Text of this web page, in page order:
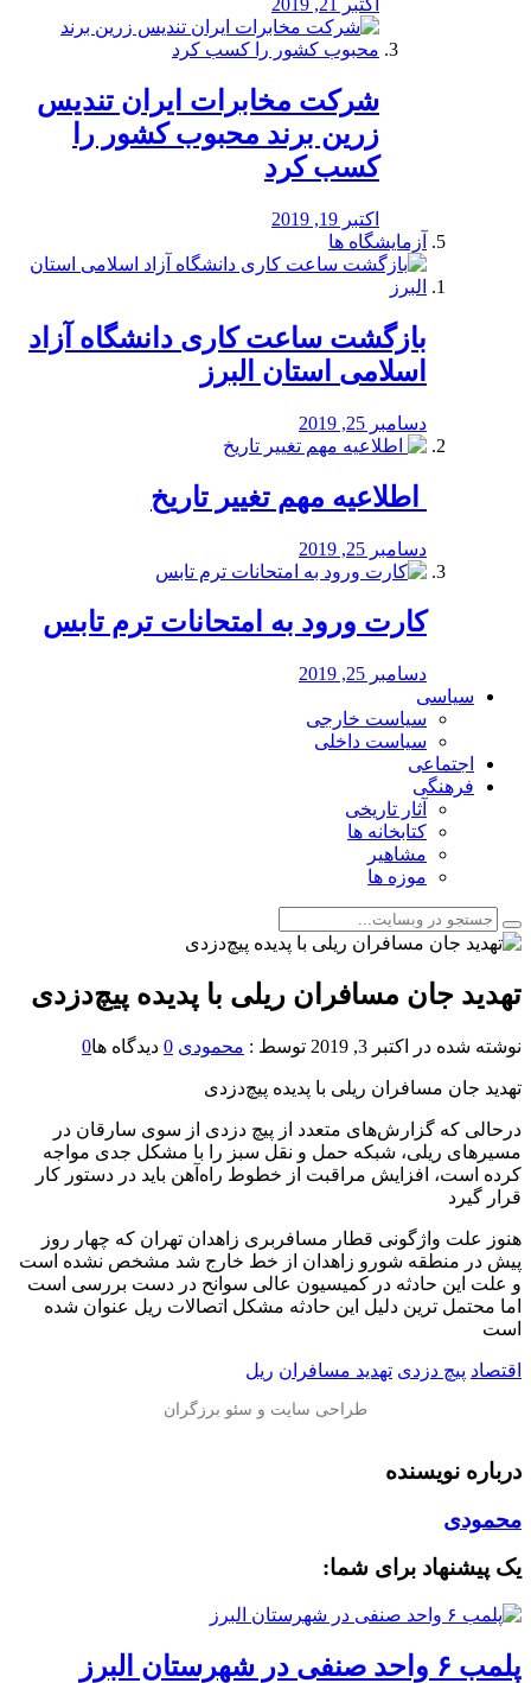
اکتبر 21, 2019
شرکت مخابرات ایران تندیس
زرین برند محبوب کشور را
کسب کرد
اکتبر 19, 2019
آزمایشگاه ها
بازگشت ساعت کاری دانشگاه آزاد
اسلامی استان البرز
دسامبر 25, 2019
️ اطلاعیه مهم تغییر تاریخ
دسامبر 25, 2019
کارت ورود به امتحانات ترم تابس
دسامبر 25, 2019
سیاسی
سیاست خارجی
سیاست داخلی
اجتماعی
فرهنگی
آثار تاریخی
کتابخانه ها
مشاهیر
موزه ها
تهدید جان مسافران ریلی با پدیده پیچ‌دزدی
نوشته شده در اکتبر 3, 2019 توسط : محمودی 0 دیدگاه ها0
تهدید جان مسافران ریلی با پدیده پیچ‌دزدی
درحالی که گزارش‌های متعدد از پیچ دزدی از سوی سارقان در
مسیرهای ریلی، شبکه حمل‌ و نقل سبز را با مشکل جدی مواجه
کرده است، افزایش مراقبت از خطوط راه‌آهن باید در دستور کار
قرار گیرد
هنوز علت واژگونی قطار مسافربری زاهدان تهران که چهار روز
پیش در منطقه شورو زاهدان از خط خارج شد مشخص نشده است
و علت این حادثه در کمیسیون عالی سوانح در دست بررسی است
اما محتمل ترین دلیل این حادثه مشکل اتصالات ریل عنوان شده
است
اقتصاد پیچ دزدی تهدید مسافران ریل
درباره نویسنده
محمودی
یک پیشنهاد برای شما:
پلمب ۶ واحد صنفی در شهرستان البرز